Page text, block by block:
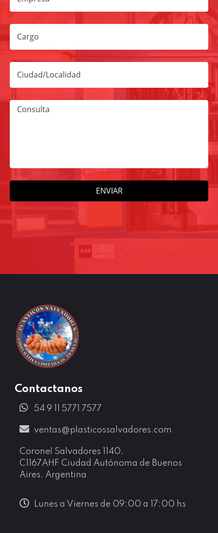
Cargo
Ciudad/Localidad
Consulta
ENVIAR
Contactanos
54 9 11 5771 7577
ventas@plasticossalvadores.com
Coronel Salvadores 1140.
C1167AHF Ciudad Autónoma de Buenos
Aires. Argentina
Lunes a Viernes de 09:00 a 17:00 hs